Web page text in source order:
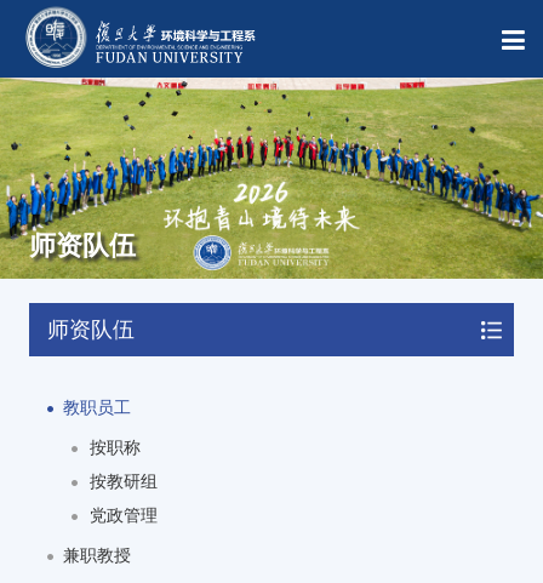
师资队伍
师资队伍
教职员工
按职称
按教研组
党政管理
兼职教授